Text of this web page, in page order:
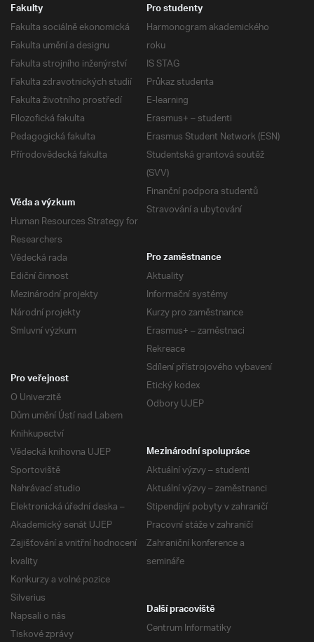
Fakulty
Fakulta sociálně ekonomická
Fakulta umění a designu
Fakulta strojního inženýrství
Fakulta zdravotnických studií
Fakulta životního prostředí
Filozofická fakulta
Pedagogická fakulta
Přírodovědecká fakulta
Pro studenty
Harmonogram akademického
roku
IS STAG
Průkaz studenta
E-learning
Erasmus+ – studenti
Erasmus Student Network (ESN)
Studentská grantová soutěž
(SVV)
Finanční podpora studentů
Stravování a ubytování
Věda a výzkum
Human Resources Strategy for
Researchers
Vědecká rada
Ediční činnost
Mezinárodní projekty
Národní projekty
Smluvní výzkum
Pro zaměstnance
Aktuality
Informační systémy
Kurzy pro zaměstnance
Erasmus+ – zaměstnaci
Rekreace
Sdílení přístrojového vybavení
Etický kodex
Odbory UJEP
Pro veřejnost
O Univerzitě
Dům umění Ústí nad Labem
Knihkupectví
Vědecká knihovna UJEP
Sportoviště
Nahrávací studio
Elektronická úřední deska –
Akademický senát UJEP
Zajišťování a vnitřní hodnocení
kvality
Konkurzy a volné pozice
Silverius
Napsali o nás
Tiskové zprávy
Mezinárodní spolupráce
Aktuální výzvy – studenti
Aktuální výzvy – zaměstnanci
Stipendijní pobyty v zahraničí
Pracovní stáže v zahraničí
Zahraniční konference a
semináře
Další pracoviště
Centrum Informatiky